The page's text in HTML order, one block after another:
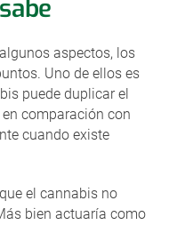
aspectos, los
Uno de ellos es
puede duplicar el
comparación con
cuando existe
el cannabis no
bien actuaría como